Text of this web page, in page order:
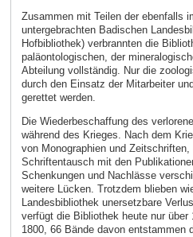
Zusammen mit Teilen der ebenfalls
untergebrachten Badischen
Hofbibliothek) verbrannten die
paläontologischen, der
Abteilung vollständig. Nur die
durch den Einsatz der Mitarbeiter
gerettet werden.
Die Wiederbeschaffung des
während des Krieges. Nach dem
von Monographien und
Schriftentausch mit den
Schenkungen und Nachlässe
weitere Lücken. Trotzdem blieben
Landesbibliothek unersetzbare
verfügt die Bibliothek heute nur
1800, 66 Bände davon entstammen